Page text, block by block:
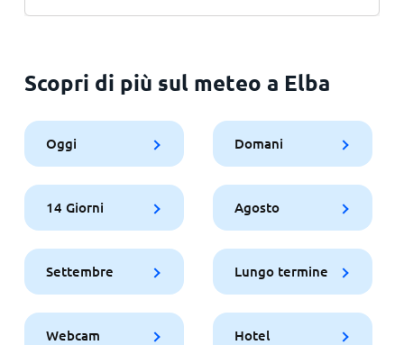
Scopri di più sul meteo a Elba
Oggi Domani
14 Giorni Agosto
Settembre Lungo termine
Webcam Hotel